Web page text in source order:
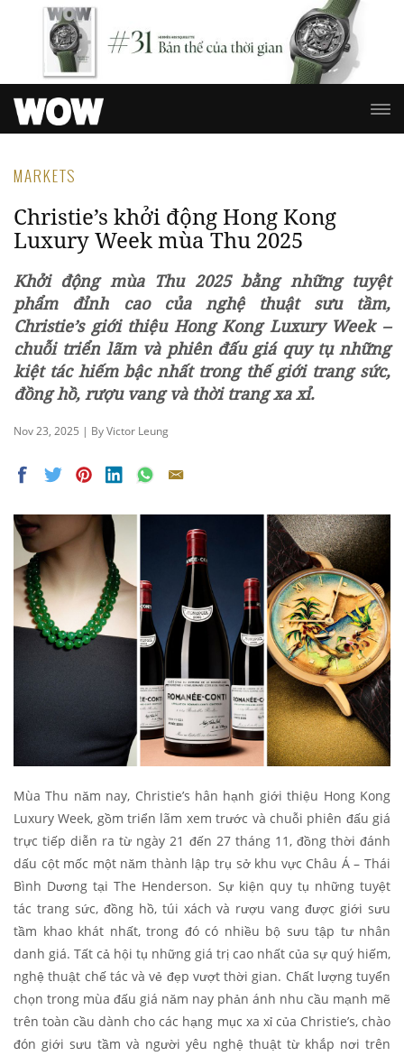
MARKETS
Christie’s khởi động Hong Kong
Luxury Week mùa Thu 2025
Khởi động mùa Thu 2025 bằng những tuyệt
phẩm đỉnh cao của nghệ thuật sưu tầm,
Christie’s giới thiệu Hong Kong Luxury Week –
chuỗi triển lãm và phiên đấu giá quy tụ những
kiệt tác hiếm bậc nhất trong thế giới trang sức,
đồng hồ, rượu vang và thời trang xa xỉ.
Nov 23, 2025 | By Victor Leung
Mùa Thu năm nay, Christie’s hân hạnh giới thiệu Hong Kong
Luxury Week, gồm triển lãm xem trước và chuỗi phiên đấu giá
trực tiếp diễn ra từ ngày 21 đến 27 tháng 11, đồng thời đánh
dấu cột mốc một năm thành lập trụ sở khu vực Châu Á – Thái
Bình Dương tại The Henderson. Sự kiện quy tụ những tuyệt
tác trang sức, đồng hồ, túi xách và rượu vang được giới sưu
tầm khao khát nhất, trong đó có nhiều bộ sưu tập tư nhân
danh giá. Tất cả hội tụ những giá trị cao nhất của sự quý hiếm,
nghệ thuật chế tác và vẻ đẹp vượt thời gian. Chất lượng tuyển
chọn trong mùa đấu giá năm nay phản ánh nhu cầu mạnh mẽ
trên toàn cầu dành cho các hạng mục xa xỉ của Christie’s, chào
đón giới sưu tầm và người yêu nghệ thuật từ khắp nơi trên